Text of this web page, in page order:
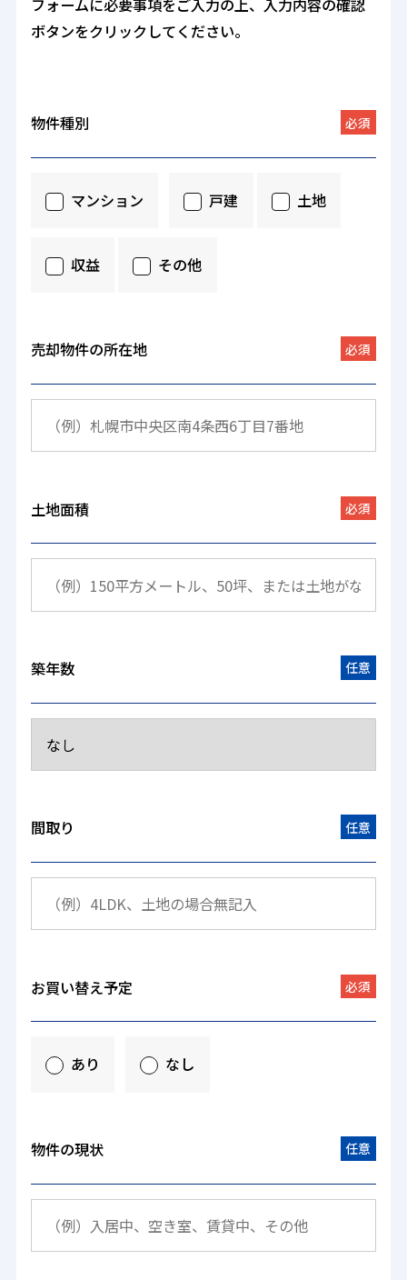
ボタンをクリックしてください。
物件種別 必須
マンション 戸建 土地
収益 その他
売却物件の所在地 必須
土地面積 必須
築年数 任意
間取り 任意
お買い替え予定 必須
あり なし
物件の現状 任意